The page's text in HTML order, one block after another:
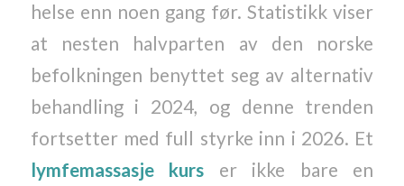
helse enn noen gang før. Statistikk viser
at nesten halvparten av den norske
befolkningen benyttet seg av alternativ
behandling i 2024, og denne trenden
fortsetter med full styrke inn i 2026. Et
lymfemassasje kurs er ikke bare en